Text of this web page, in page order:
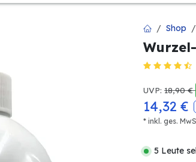
Shop
UVP: 18,90€
14,32 €
* inkl. ges.
5 Leute